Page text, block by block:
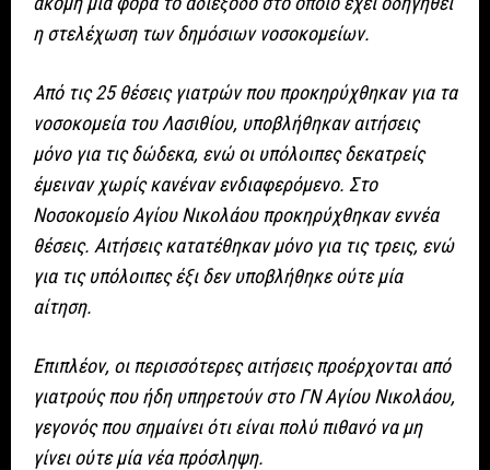
η στελέχωση των δημόσιων νοσοκομείων.
Από τις 25 θέσεις γιατρών που προκηρύχθηκαν για τα
νοσοκομεία του Λασιθίου, υποβλήθηκαν αιτήσεις
μόνο για τις δώδεκα, ενώ οι υπόλοιπες δεκατρείς
έμειναν χωρίς κανέναν ενδιαφερόμενο. Στο
Νοσοκομείο Αγίου Νικολάου προκηρύχθηκαν εννέα
θέσεις. Αιτήσεις κατατέθηκαν μόνο για τις τρεις, ενώ
για τις υπόλοιπες έξι δεν υποβλήθηκε ούτε μία
αίτηση.
Επιπλέον, οι περισσότερες αιτήσεις προέρχονται από
γιατρούς που ήδη υπηρετούν στο ΓΝ Αγίου Νικολάου,
γεγονός που σημαίνει ότι είναι πολύ πιθανό να μη
γίνει ούτε μία νέα πρόσληψη.